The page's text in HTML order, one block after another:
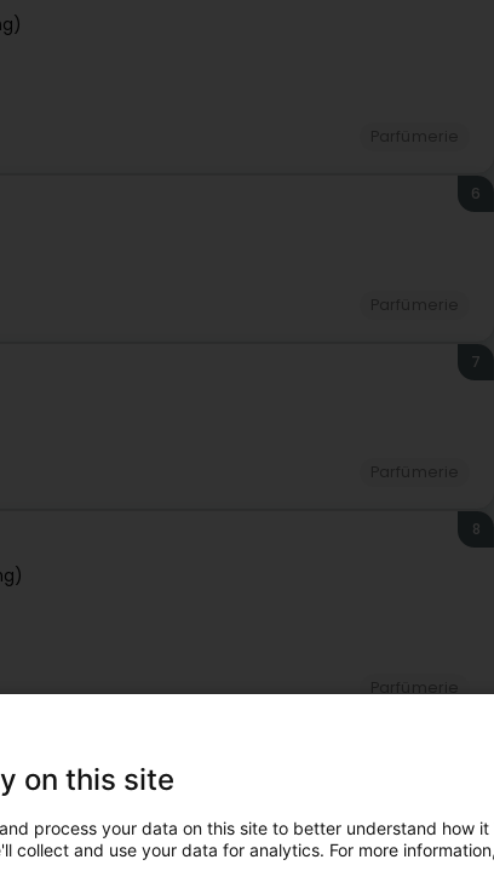
6
7
8
Parfümerie
- Einzelhandel in der Nähe von Bertrange
und könnten auch für Sie in Frage kommen.
2,6 km 9
on this site
process your data on this site to better understand how it
collect and use your data for analytics. For more